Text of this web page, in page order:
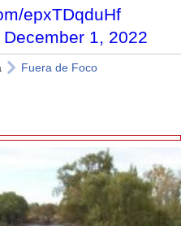
epxTDqduHf
December 1, 2022
Fuera de Foco